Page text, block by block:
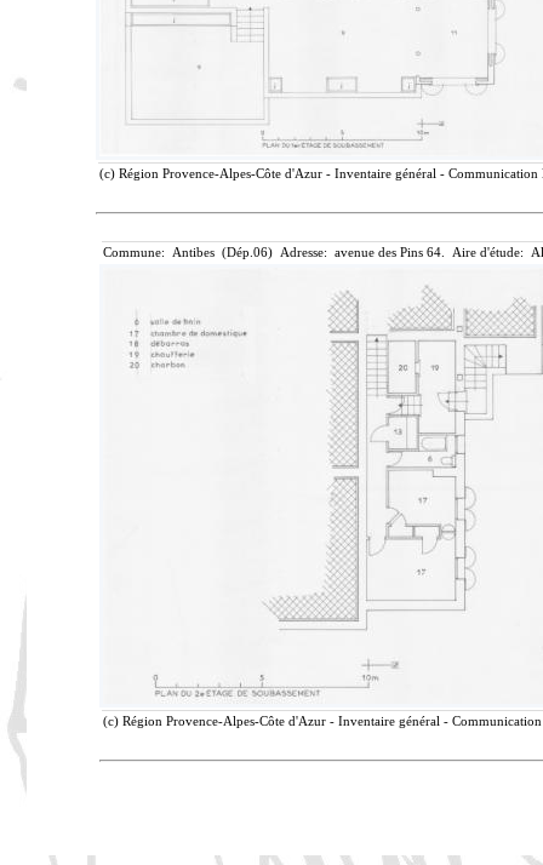
(c) Région Provence-Alpes-Côte d'Azur - Inventaire général -
Commune: Antibes (Dép.06) Adresse: avenue des Pins 64. Aire d'étude:
(c) Région Provence-Alpes-Côte d'Azur - Inventaire général -